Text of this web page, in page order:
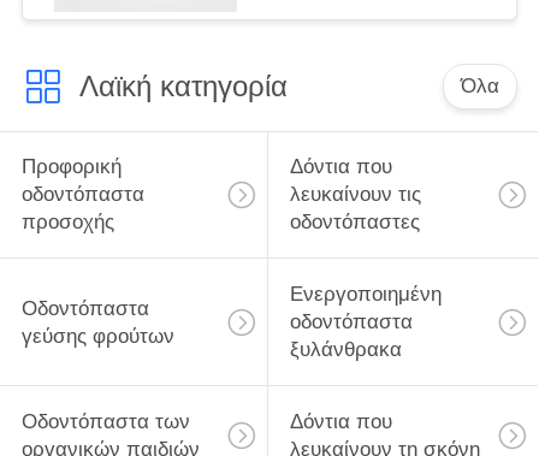
Λαϊκή κατηγορία Όλα
Προφορική
οδοντόπαστα
προσοχής
Δόντια που
λευκαίνουν τις
οδοντόπαστες
Οδοντόπαστα
γεύσης φρούτων
Ενεργοποιημένη
οδοντόπαστα
ξυλάνθρακα
Οδοντόπαστα των
οργανικών παιδιών
Δόντια που
λευκαίνουν τη σκόνη